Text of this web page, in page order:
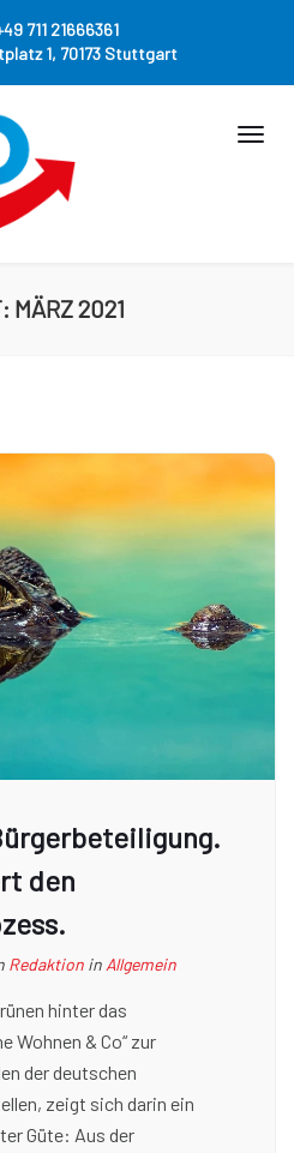
711 21666361
1, 70173 Stuttgart
MÄRZ 2021
den
Redaktion in Allgemein
hinter das
Wohnen & Co“ zur
der deutschen
zeigt sich darin ein
Güte: Aus der